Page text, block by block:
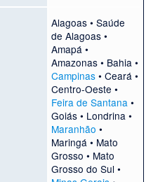
Alagoas• Saúde
de Alagoas•
Amapá•
Amazonas• Bahia•
Campinas• Ceará•
Centro-Oeste •
Feira de Santana•
Goiás• Londrina•
Maranhão •
Maringá• Mato
Grosso • Mato
Grosso do Sul •